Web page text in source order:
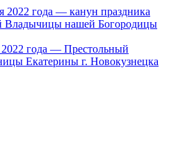
2022 года — канун праздника
Владычицы нашей Богородицы
2022 года — Престольный
Екатерины г. Новокузнецка